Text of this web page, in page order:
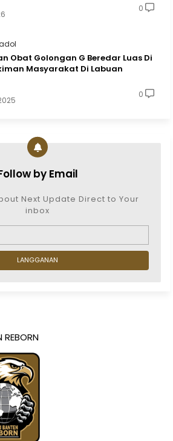
0
Obat Golongan G Beredar Luas Di
Masyarakat Di Labuan
0
by Email
Next Update Direct to Your
inbox
REBORN